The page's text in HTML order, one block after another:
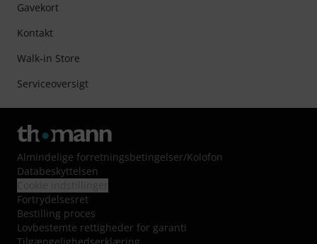
Gavekort
Kontakt
Walk-in Store
Serviceoversigt
Almindelige forretningsbetingelser/Kolofon
Databeskyttelsen
Fortrydelsesret
Bestilling proces
Lovbestemte rettigheder for garanti